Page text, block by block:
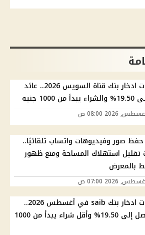
شهادات ادخار بنك قناة السويس 2026.. عائد
جنيه
صور وفيديوهات واتساب تلقائيًا..
تقليل استهلاك المساحة ومنع ظهور
بالمعرض
شهادات ادخار بنك saib في أغسطس 2026..
عائد يصل إلى 19.50% وأقل شراء يبدأ من 1000